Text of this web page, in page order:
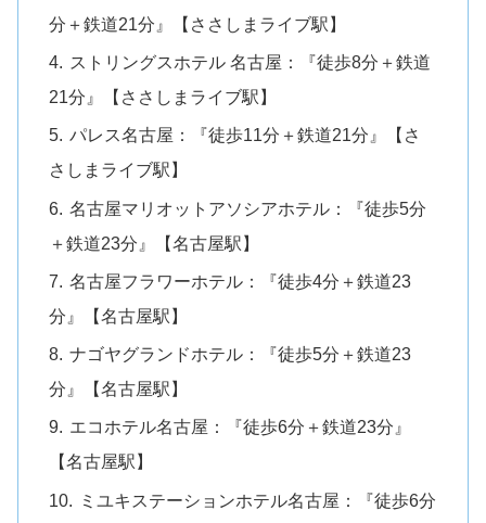
分＋鉄道21分』【ささしまライブ駅】
ストリングスホテル 名古屋：『徒歩8分＋鉄道
21分』【ささしまライブ駅】
パレス名古屋：『徒歩11分＋鉄道21分』【さ
さしまライブ駅】
名古屋マリオットアソシアホテル：『徒歩5分
＋鉄道23分』【名古屋駅】
名古屋フラワーホテル：『徒歩4分＋鉄道23
分』【名古屋駅】
ナゴヤグランドホテル：『徒歩5分＋鉄道23
分』【名古屋駅】
エコホテル名古屋：『徒歩6分＋鉄道23分』
【名古屋駅】
ミユキステーションホテル名古屋：『徒歩6分